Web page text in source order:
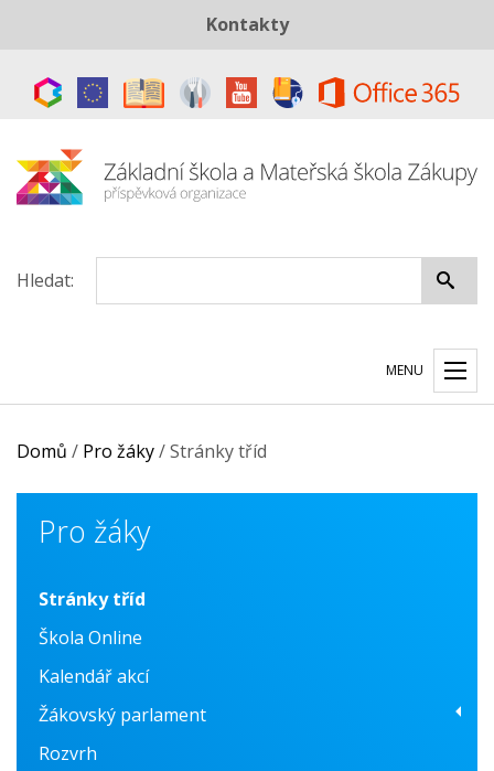
Kontakty
Datová schránka:ye8cp64
Hledat:
MENU
Domů / Pro žáky/Stránky tříd
Pro žáky
Stránky tříd
Škola Online
Kalendář akcí
Žákovský parlament
O nás
Rozvrh